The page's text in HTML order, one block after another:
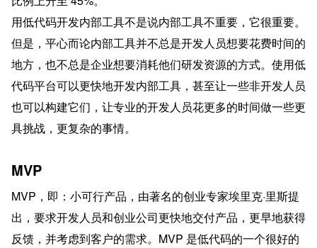
用低代码开发内部工具不是说内部工具不重要，它很重要。
但是，平心而论内部工具并不总是开发人员想要花费时间的
地方，也不总是企业想要消耗他们研发资源的方式。使用低
代码平台可以更快地开发内部工具，甚至让一些非开发人员
也可以构建它们，让专业的开发人员花更多的时间做一些更
具挑战，更复杂的事情。
MVP
MVP，即：小可行产品，由著名的创业专家埃里克·里斯提
出，要求开发人员和创业公司更快地交付产品，更早地获得
反馈，并考虑到客户的需求。MVP 是低代码的一个很好的